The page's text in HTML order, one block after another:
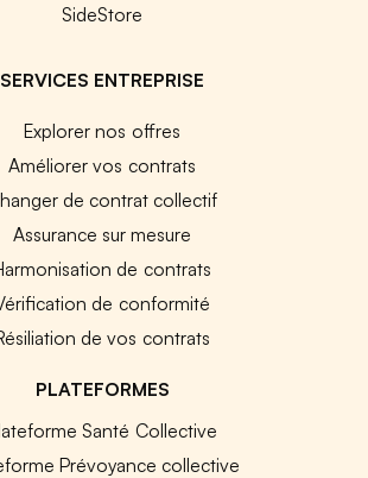
SideStore
SERVICES ENTREPRISE
Explorer nos offres
Améliorer vos contrats
de contrat collectif
Assurance sur mesure
de contrats
de conformité
de vos contrats
PLATEFORMES
Santé Collective
Prévoyance collective